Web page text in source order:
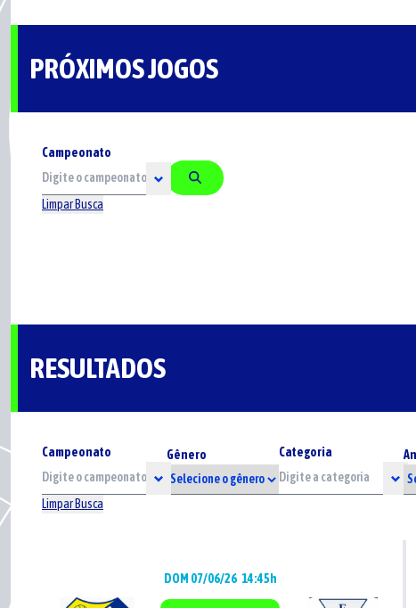
PRÓXIMOS JOGOS
Campeonato
Limpar Busca
RESULTADOS
Campeonato Gênero Categoria
Limpar Busca
DOM 07/06/26 14:45h